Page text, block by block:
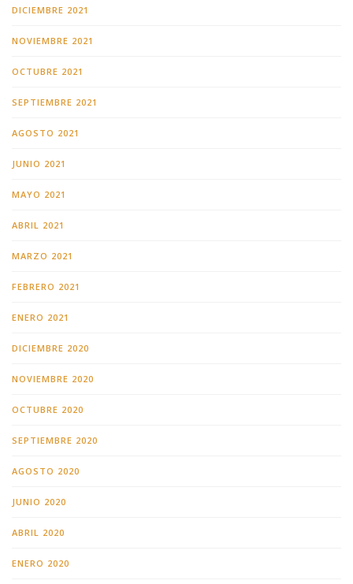
DICIEMBRE 2021
NOVIEMBRE 2021
OCTUBRE 2021
SEPTIEMBRE 2021
AGOSTO 2021
JUNIO 2021
MAYO 2021
ABRIL 2021
MARZO 2021
FEBRERO 2021
ENERO 2021
DICIEMBRE 2020
NOVIEMBRE 2020
OCTUBRE 2020
SEPTIEMBRE 2020
AGOSTO 2020
JUNIO 2020
ABRIL 2020
ENERO 2020